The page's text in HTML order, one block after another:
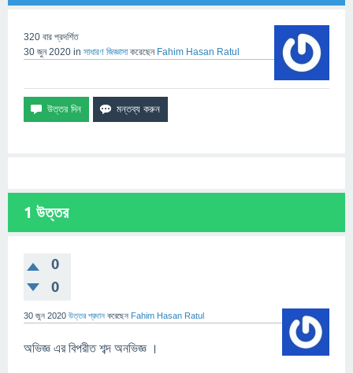
320 বার প্রদর্শিত
30 জুন 2020 in সাধারণ জিজ্ঞাসা করেছেন Fahim Hasan Ratul
1 উত্তর
0
0
30 জুন 2020 উত্তর প্রদান করেছেন Fahim Hasan Ratul
অভিজ্ঞ এর বিপরীত শব্দ অনভিজ্ঞ ।